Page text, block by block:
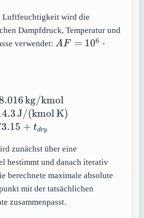
Luftfeuchtigkeit wird die
Dampfdruck, Temperatur und
verwendet:AF = 10^6
{T_K}
AF = 106 ⋅
kmol}
kg/kmol
(kmol\,K)}
J/(kmolK)
+ tdry
zunächst über eine
bestimmt und danach iterativ
berechnete maximale absolute
mit der tatsächlichen
zusammenpasst.